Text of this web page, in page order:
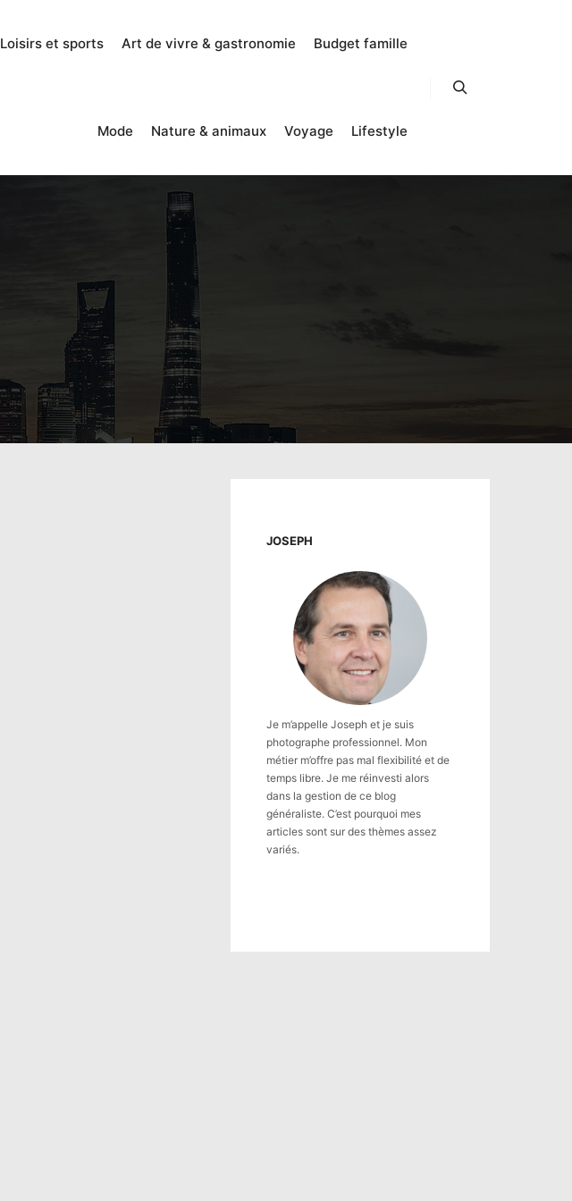
Loisirs et sports Art de vivre & gastronomie Budget famille
Mode Nature & animaux Voyage Lifestyle
JOSEPH
Je m’appelle Joseph et je suis
photographe professionnel. Mon
métier m’offre pas mal flexibilité et de
temps libre. Je me réinvesti alors
dans la gestion de ce blog
généraliste. C’est pourquoi mes
articles sont sur des thèmes assez
variés.